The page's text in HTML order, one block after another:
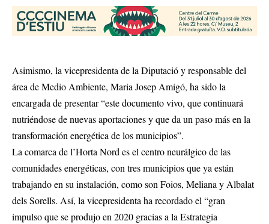
Asimismo, la vicepresidenta de la Diputació y responsable del
área de Medio Ambiente, Maria Josep Amigó, ha sido la
encargada de presentar “este documento vivo, que continuará
nutriéndose de nuevas aportaciones y que da un paso más en la
transformación energética de los municipios”.
La comarca de l’Horta Nord es el centro neurálgico de las
comunidades energéticas, con tres municipios que ya están
trabajando en su instalación, como son Foios, Meliana y Albalat
dels Sorells. Así, la vicepresidenta ha recordado el “gran
impulso que se produjo en 2020 gracias a la Estrategia